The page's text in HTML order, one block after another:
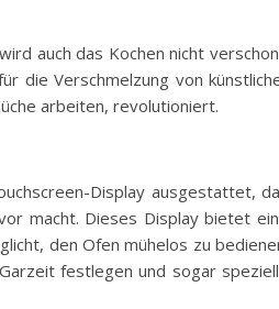
auch das Kochen nicht
die Verschmelzung von
arbeiten, revolutioniert.
Display ausgestattet,
macht. Dieses Display bietet
den Ofen mühelos zu
festlegen und sogar